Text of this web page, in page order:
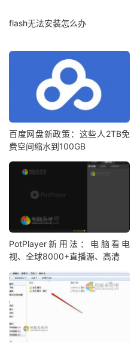
flash无法安装怎么办
百度网盘新政策：这些人2TB免
费空间缩水到100GB
PotPlayer新用法：电脑看电
视、全球8000+直播源、高清